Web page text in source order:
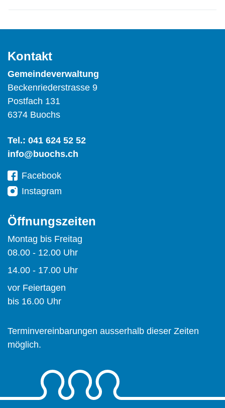
Kontakt
Gemeindeverwaltung
Beckenriederstrasse 9
Postfach 131
6374 Buochs
Tel.: 041 624 52 52
info@buochs.ch
Facebook
Instagram
Öffnungszeiten
Montag bis Freitag
08.00 - 12.00 Uhr
14.00 - 17.00 Uhr
vor Feiertagen
bis 16.00 Uhr
Terminvereinbarungen ausserhalb dieser Zeiten
möglich.